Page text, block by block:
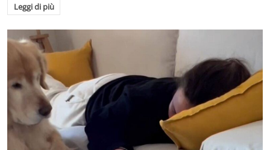
Leggi di più